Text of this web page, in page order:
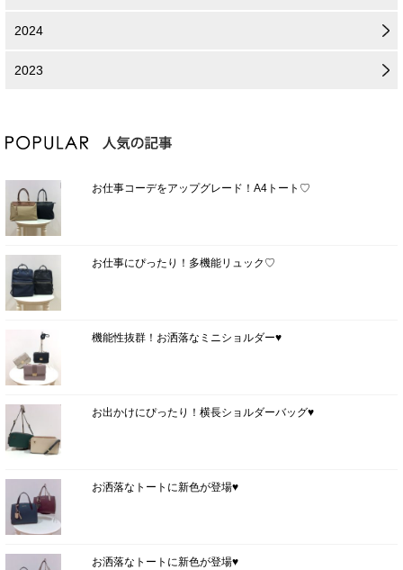
2024
2023
お仕事コーデをアップグレード！A4トート♡
お仕事にぴったり！多機能リュック♡
機能性抜群！お洒落なミニショルダー♥
お出かけにぴったり！横長ショルダーバッグ♥
お洒落なトートに新色が登場♥
お洒落なトートに新色が登場♥